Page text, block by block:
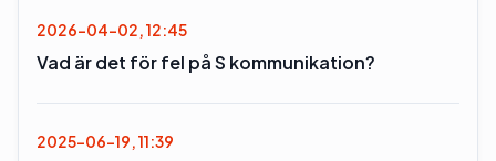
2026-04-02, 12:45
Vad är det för fel på S kommunikation?
2025-06-19, 11:39